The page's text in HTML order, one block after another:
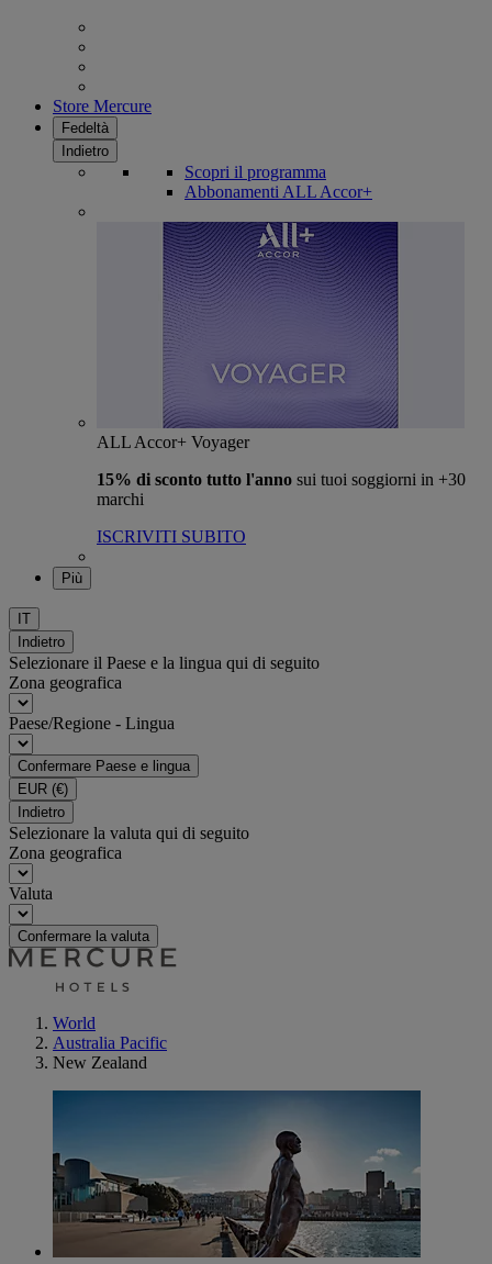
Store Mercure
Fedeltà
Indietro
Scopri il programma
Abbonamenti ALL Accor+
ALL Accor+ Voyager
15% di sconto tutto l'anno sui tuoi soggiorni in +30
marchi
ISCRIVITI SUBITO
Più
IT
Indietro
Selezionare il Paese e la lingua qui di seguito
Zona geografica
Paese/Regione - Lingua
Confermare Paese e lingua
EUR (€)
Indietro
Selezionare la valuta qui di seguito
Zona geografica
Valuta
Confermare la valuta
World
Australia Pacific
New Zealand